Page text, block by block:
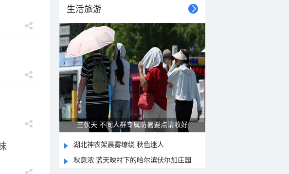
生活旅游
三伏天 不同人群专属防暑要点请收好
湖北神农架晨雾缭绕 秋色迷人
秋意浓 蓝天映衬下的哈尔滨伏尔加庄园